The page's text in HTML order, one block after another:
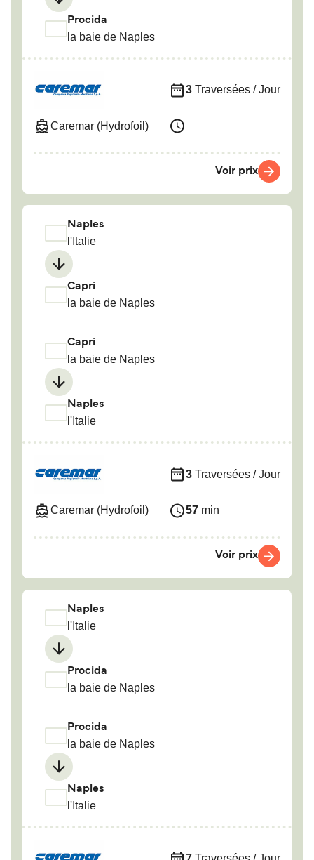
Procida
la baie de Naples
Caremar (Hydrofoil)
3 Traversées / Jour
Voir prix
Naples
l'Italie
Capri
la baie de Naples
Capri
la baie de Naples
Naples
l'Italie
Caremar (Hydrofoil)
3 Traversées / Jour
57 min
Voir prix
Naples
l'Italie
Procida
la baie de Naples
Procida
la baie de Naples
Naples
l'Italie